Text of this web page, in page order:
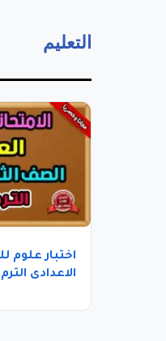
التعليم
اختبار علوم
الاعدادى